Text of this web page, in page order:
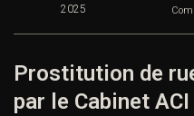
2025
Prostitution de
par le Cabinet